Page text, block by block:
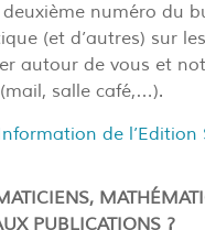
deuxième numéro du
(et d’autres) sur
autour de vous et
salle café,…).
de
PUBLICATIONS ?